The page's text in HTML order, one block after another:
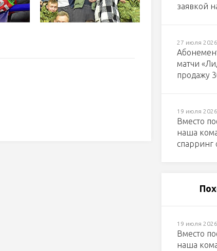
заявкой
27 июля 2026
матчи
продажу
19 июля 2026
Вместо
наша
спарринг
19 июля 2026
Вместо
наша